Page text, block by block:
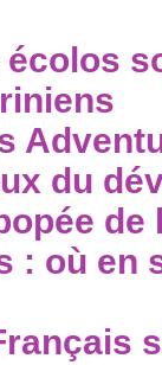
écolos
du
de
: où en